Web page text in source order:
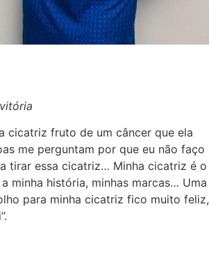
cicatriz fruto de um câncer que ela
me perguntam por que eu não faço
tirar essa cicatriz… Minha cicatriz é o
minha história, minhas marcas… Uma
para minha cicatriz fico muito feliz,